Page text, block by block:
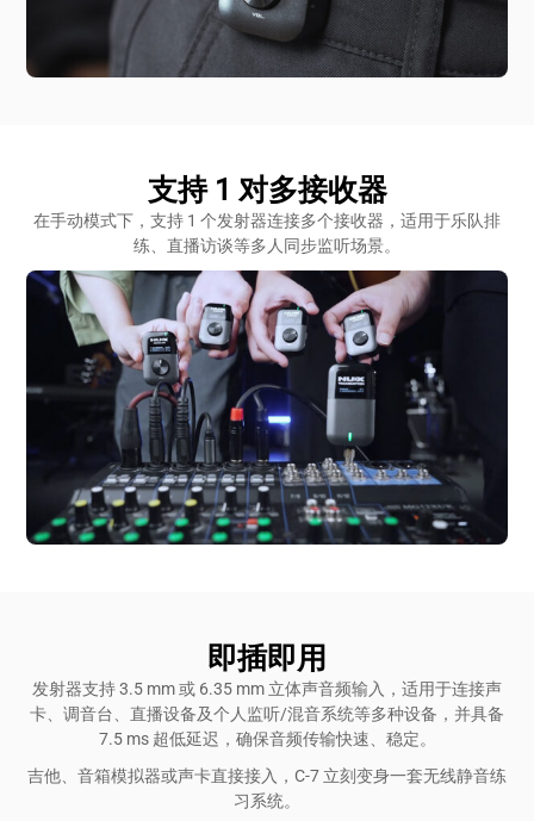
支持 1 对多接收器
在手动模式下，支持 1 个发射器连接多个接收器，适用于乐队排
练、直播访谈等多人同步监听场景。
即插即用
发射器支持 3.5 mm 或 6.35 mm 立体声音频输入，适用于连接声
卡、调音台、直播设备及个人监听/混音系统等多种设备，并具备
7.5 ms 超低延迟，确保音频传输快速、稳定。
吉他、音箱模拟器或声卡直接接入，C-7 立刻变身一套无线静音练
习系统。